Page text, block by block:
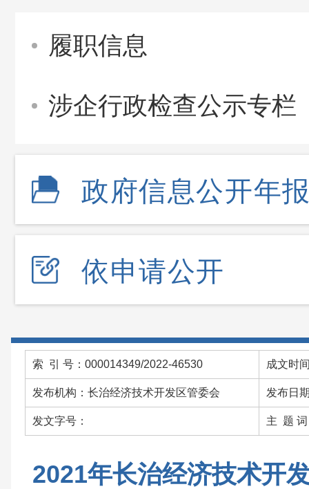
履职信息
涉企行政检查公示专栏
政府信息公开年
依申请公开
索 引 号：000014349/2022-46530 成文时
发布机构：长治经济技术开发区管委会 发布日
发文字号： 主 题 词
2021年长治经济技术开